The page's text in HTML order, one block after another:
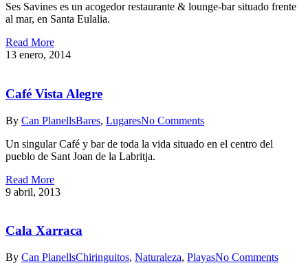
Ses Savines es un acogedor restaurante & lounge-bar situado frente
al mar, en Santa Eulalia.
Read More
13 enero, 2014
Café Vista Alegre
By Can PlanellsBares, LugaresNo Comments
Un singular Café y bar de toda la vida situado en el centro del
pueblo de Sant Joan de la Labritja.
Read More
9 abril, 2013
Cala Xarraca
By Can PlanellsChiringuitos, Naturaleza, PlayasNo Comments